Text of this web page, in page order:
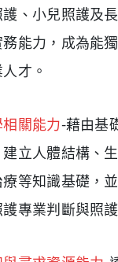
、小兒照護及
能力，成為能
才。
關能力-藉由基
立人體結構、
等知識基礎，
專業判斷與照